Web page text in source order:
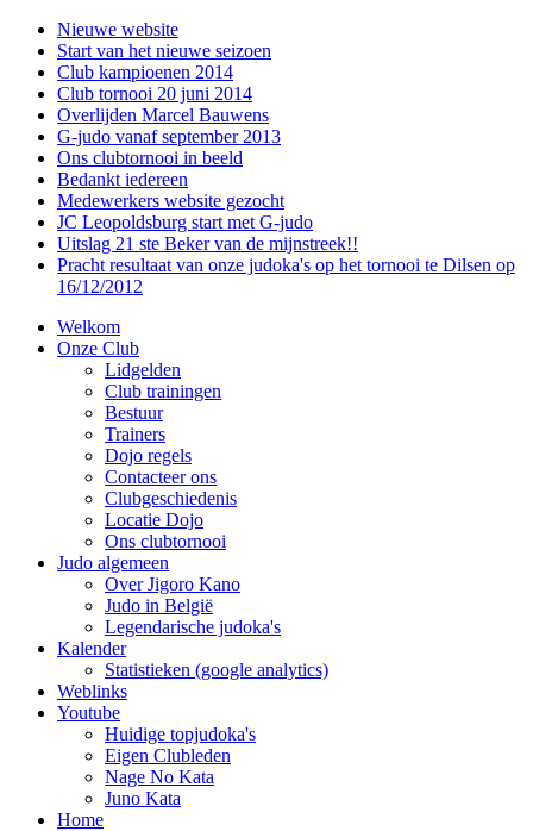
Nieuwe website
Start van het nieuwe seizoen
Club kampioenen 2014
Club tornooi 20 juni 2014
Overlijden Marcel Bauwens
G-judo vanaf september 2013
Ons clubtornooi in beeld
Bedankt iedereen
Medewerkers website gezocht
JC Leopoldsburg start met G-judo
Uitslag 21 ste Beker van de mijnstreek!!
Pracht resultaat van onze judoka's op het tornooi te Dilsen op
16/12/2012
Welkom
Onze Club
Lidgelden
Club trainingen
Bestuur
Trainers
Dojo regels
Contacteer ons
Clubgeschiedenis
Locatie Dojo
Ons clubtornooi
Judo algemeen
Over Jigoro Kano
Judo in België
Legendarische judoka's
Kalender
Statistieken (google analytics)
Weblinks
Youtube
Huidige topjudoka's
Eigen Clubleden
Nage No Kata
Juno Kata
Home